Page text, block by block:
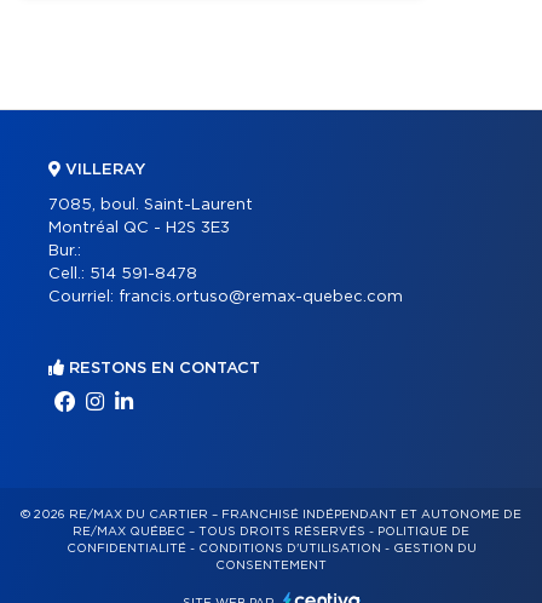
VILLERAY
7085, boul. Saint-Laurent
Montréal QC - H2S 3E3
Bur.:
Cell.: 514 591-8478
Courriel: francis.ortuso@remax-quebec.com
RESTONS EN CONTACT
© 2026 RE/MAX DU CARTIER – FRANCHISÉ INDÉPENDANT ET AUTONOME DE
RE/MAX QUÉBEC – TOUS DROITS RÉSERVÉS - POLITIQUE DE
CONFIDENTIALITÉ- CONDITIONS D'UTILISATION - GESTION DU
CONSENTEMENT